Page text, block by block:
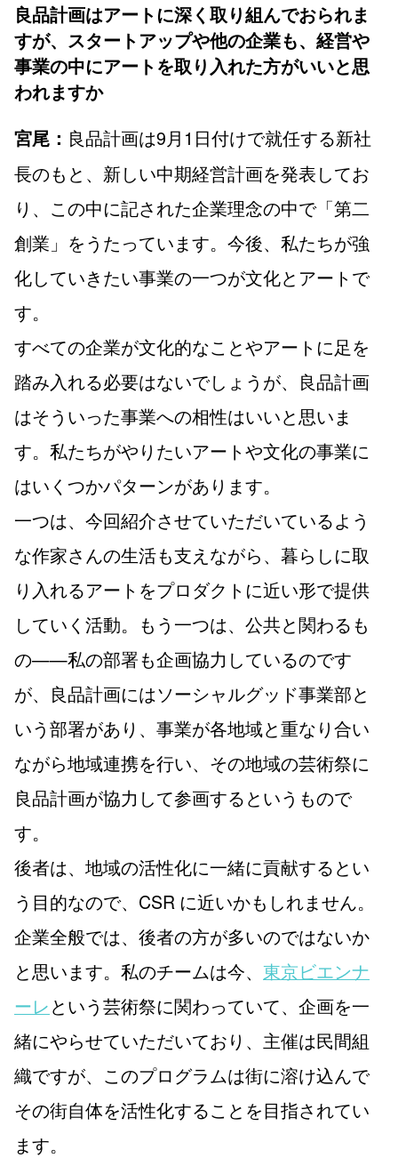
良品計画はアートに深く取り組んでおられま
すが、スタートアップや他の企業も、経営や
事業の中にアートを取り入れた方がいいと思
われますか
宮尾： 良品計画は9月1日付けで就任する新社
長のもと、新しい中期経営計画を発表してお
り、この中に記された企業理念の中で「第二
創業」をうたっています。今後、私たちが強
化していきたい事業の一つが文化とアートで
す。
すべての企業が文化的なことやアートに足を
踏み入れる必要はないでしょうが、良品計画
はそういった事業への相性はいいと思いま
す。私たちがやりたいアートや文化の事業に
はいくつかパターンがあります。
一つは、今回紹介させていただいているよう
な作家さんの生活も支えながら、暮らしに取
り入れるアートをプロダクトに近い形で提供
していく活動。もう一つは、公共と関わるも
の——私の部署も企画協力しているのです
が、良品計画にはソーシャルグッド事業部と
いう部署があり、事業が各地域と重なり合い
ながら地域連携を行い、その地域の芸術祭に
良品計画が協力して参画するというもので
す。
後者は、地域の活性化に一緒に貢献するとい
う目的なので、CSR に近いかもしれません。
企業全般では、後者の方が多いのではないか
と思います。私のチームは今、 東京ビエンナ
ーレという芸術祭に関わっていて、企画を一
緒にやらせていただいており、主催は民間組
織ですが、このプログラムは街に溶け込んで
その街自体を活性化することを目指されてい
ます。